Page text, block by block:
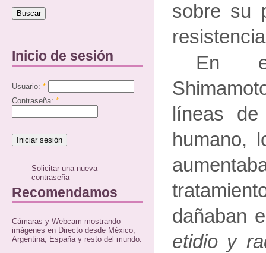
Inicio de sesión
Usuario: *
Contraseña: *
Solicitar una nueva
contraseña
Recomendamos
Cámaras y Webcam mostrando
imágenes en Directo desde México,
Argentina, España y resto del mundo.
sobre su
En
líneas
humano,
dañaban
etidio y